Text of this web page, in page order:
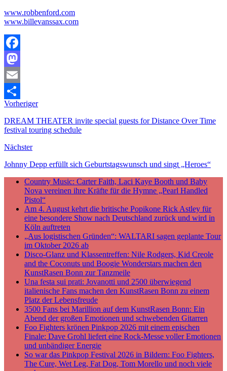
www.robbenford.com
www.billevanssax.com
Facebook
Mastodon
Email
Teilen
Vorheriger
DREAM THEATER invite special guests for Distance Over Time
festival touring schedule
Nächster
Johnny Depp erfüllt sich Geburtstagswunsch und singt „Heroes“
Country Music: Carter Faith, Laci Kaye Booth und Baby
Nova vereinen ihre Kräfte für die Hymne „Pearl Handled
Pistol“
Am 4. August kehrt die britische Popikone Rick Astley für
eine besondere Show nach Deutschland zurück und wird in
Köln auftreten
„Aus logistischen Gründen“: WALTARI sagen geplante Tour
im Oktober 2026 ab
Disco-Glanz und Klassentreffen: Nile Rodgers, Kid Creole
and the Coconuts und Boogie Wonderstars machen den
KunstRasen Bonn zur Tanzmeile
Una festa sui prati: Jovanotti und 2500 überwiegend
italienische Fans machen den KunstRasen Bonn zu einem
Platz der Lebensfreude
3500 Fans bei Marillion auf dem KunstRasen Bonn: Ein
Abend der großen Emotionen und schwebenden Gitarren
Foo Fighters krönen Pinkpop 2026 mit einem epischen
Finale: Dave Grohl liefert eine Rock-Messe voller Emotionen
und unbändiger Energie
So war das Pinkpop Festival 2026 in Bildern: Foo Fighters,
The Cure, Wet Leg, Fat Dog, Tom Morello und noch viele